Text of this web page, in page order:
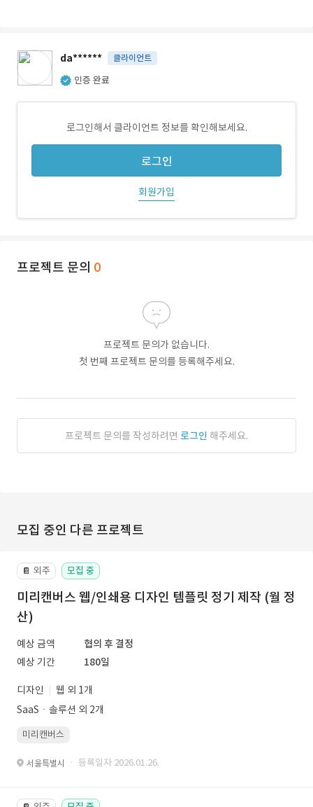
da****** 클라이언트
인증 완료
로그인해서 클라이언트 정보를 확인해보세요.
로그인
회원가입
프로젝트 문의 0
프로젝트 문의가 없습니다.
첫 번째 프로젝트 문의를 등록해주세요.
프로젝트 문의를 작성하려면 로그인 해주세요.
모집 중인 다른 프로젝트
📔 외주 모집 중
미리캔버스 웹/인쇄용 디자인 템플릿 정기 제작 (월 정
산)
예상 금액
협의 후 결정
예상 기간
180일
디자인
웹 외 1개
SaaSㆍ솔루션 외 2개
미리캔버스
서울특별시 · 등록일자 2026.01.26.